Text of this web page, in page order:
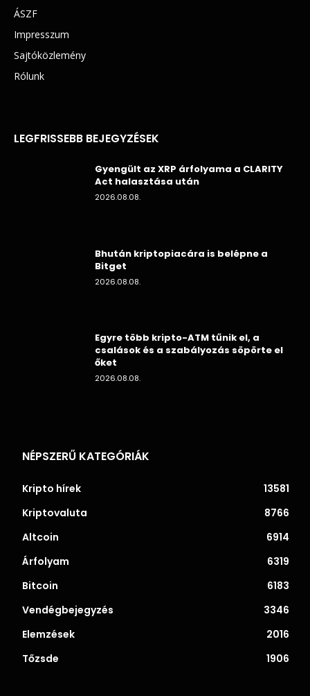
ÁSZF
Impresszum
Sajtóközlemény
Rólunk
LEGFRISSEBB BEJEGYZÉSEK
Gyengült az XRP árfolyama a CLARITY
Act halasztása után
2026.08.08.
Bhután kriptopiacára is belépne a
Bitget
2026.08.08.
Egyre több kripto-ATM tűnik el, a
csalások és a szabályozás söpörte el
őket
2026.08.08.
NÉPSZERŰ KATEGÓRIÁK
Kripto hírek
13581
Kriptovaluta
8766
Altcoin
6914
Árfolyam
6319
Bitcoin
6183
Vendégbejegyzés
3346
Elemzések
2016
Tőzsde
1906